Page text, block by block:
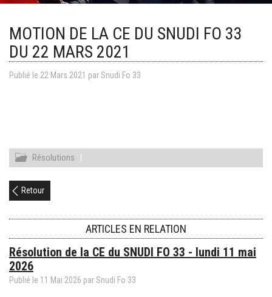
MOTION DE LA CE DU SNUDI FO 33
DU 22 MARS 2021
Publié le 22 Mars 2021 parSnudi Fo 33
Résolutions |
Retour
ARTICLES EN RELATION
Résolution de la CE du SNUDI FO 33 - lundi 11 mai
2026
Publié le 11 Mai 2026 parSnudi Fo 33